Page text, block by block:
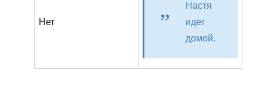
Нет
Настя
идет
домой.